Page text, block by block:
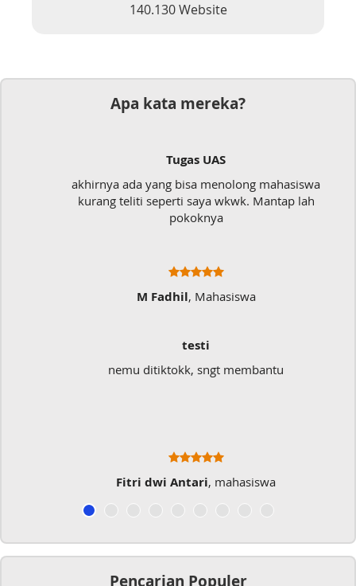
140.130 Website
Apa kata mereka?
Tugas UAS
akhirnya ada yang bisa menolong mahasiswa
kurang teliti seperti saya wkwk. Mantap lah
pokoknya
M Fadhil, Mahasiswa
testi
nemu ditiktokk, sngt membantu
Fitri dwi Antari, mahasiswa
Pencarian Populer